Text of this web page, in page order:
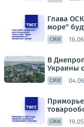
Глава
море"
СМИ
В
Украины
СМИ
СМИ